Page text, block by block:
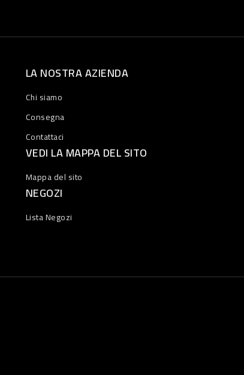
LA NOSTRA AZIENDA
Chi siamo
Consegna
Contattaci
VEDI LA MAPPA DEL SITO
Mappa del sito
NEGOZI
Lista Negozi